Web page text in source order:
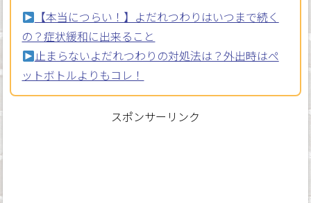
【本当につらい！】よだれつわりはいつまで続く
の？症状緩和に出来ること
止まらないよだれつわりの対処法は？外出時はペ
ットボトルよりもコレ！
スポンサーリンク